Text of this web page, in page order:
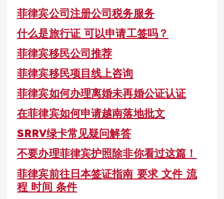
菲律宾公司注册公司税务服务
什么是旅行证 可以申请工签吗？
菲律宾移民公司推荐
菲律宾移民项目线上咨询
菲律宾如何办理离婚未再婚公证认证
在菲律宾如何申请越南落地批文
SRRV绿卡常见疑问解答
不要办理菲律宾护照除非你看过这篇！
菲律宾前往日本签证指南 要求 文件 流
程 时间 条件